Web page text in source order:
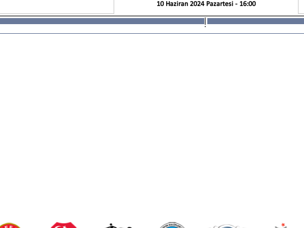
10 Haziran 2024 Pazartesi - 16:00